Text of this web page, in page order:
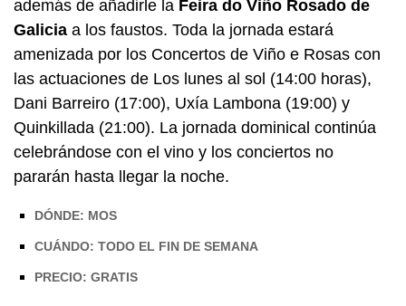
además de añadirle la Feira do Viño Rosado de
Galicia a los faustos. Toda la jornada estará
amenizada por los Concertos de Viño e Rosas con
las actuaciones de Los lunes al sol (14:00 horas),
Dani Barreiro (17:00), Uxía Lambona (19:00) y
Quinkillada (21:00). La jornada dominical continúa
celebrándose con el vino y los conciertos no
pararán hasta llegar la noche.
DÓNDE: MOS
CUÁNDO: TODO EL FIN DE SEMANA
PRECIO: GRATIS